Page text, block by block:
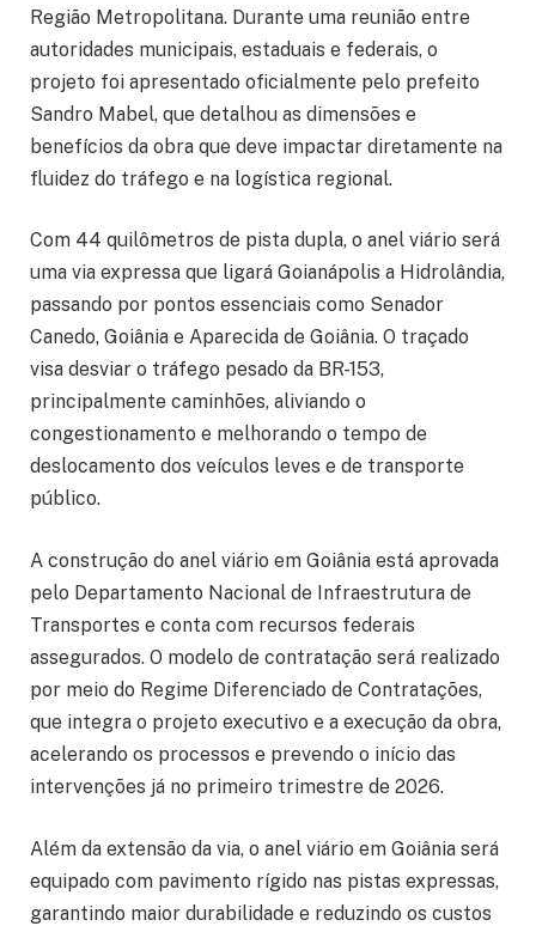
Região Metropolitana. Durante uma reunião entre
autoridades municipais, estaduais e federais, o
projeto foi apresentado oficialmente pelo prefeito
Sandro Mabel, que detalhou as dimensões e
benefícios da obra que deve impactar diretamente na
fluidez do tráfego e na logística regional.
Com 44 quilômetros de pista dupla, o anel viário será
uma via expressa que ligará Goianápolis a Hidrolândia,
passando por pontos essenciais como Senador
Canedo, Goiânia e Aparecida de Goiânia. O traçado
visa desviar o tráfego pesado da BR-153,
principalmente caminhões, aliviando o
congestionamento e melhorando o tempo de
deslocamento dos veículos leves e de transporte
público.
A construção do anel viário em Goiânia está aprovada
pelo Departamento Nacional de Infraestrutura de
Transportes e conta com recursos federais
assegurados. O modelo de contratação será realizado
por meio do Regime Diferenciado de Contratações,
que integra o projeto executivo e a execução da obra,
acelerando os processos e prevendo o início das
intervenções já no primeiro trimestre de 2026.
Além da extensão da via, o anel viário em Goiânia será
equipado com pavimento rígido nas pistas expressas,
garantindo maior durabilidade e reduzindo os custos